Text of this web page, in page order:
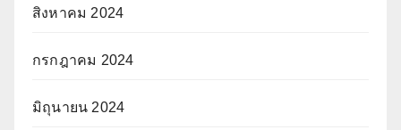
สิงหาคม 2024
กรกฎาคม 2024
มิถุนายน 2024